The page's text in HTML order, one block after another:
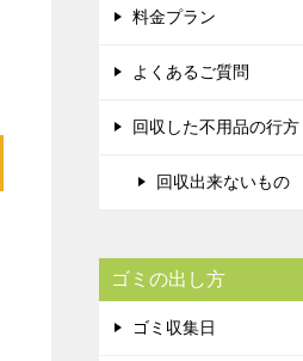
料金プラン
よくあるご質問
回収した不用品の行方
回収出来ないもの
ゴミの出し方
ゴミ収集日